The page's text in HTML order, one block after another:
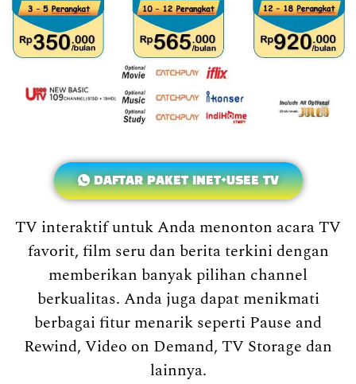
DAFTAR PAKET INET+USEE TV
TV interaktif untuk Anda menonton acara TV
favorit, film seru dan berita terkini dengan
memberikan banyak pilihan channel
berkualitas. Anda juga dapat menikmati
berbagai fitur menarik seperti Pause and
Rewind, Video on Demand, TV Storage dan
lainnya.